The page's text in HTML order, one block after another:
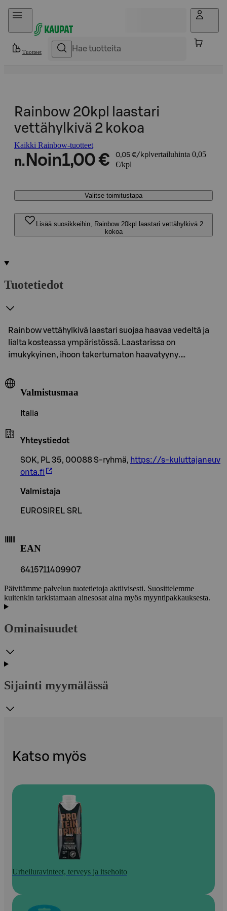
Hyppää sisältöön
Tuotteet
Rainbow 20kpl laastari
vettähylkivä 2 kokoa
Kaikki Rainbow-tuotteet
n. Noin1,00 € 0,05 €/kpl vertailuhinta 0,05
€/kpl
Valitse toimitustapa
Lisää suosikkeihin, Rainbow 20kpl laastari vettähylkivä 2
kokoa
Tuotetiedot
Rainbow vettähylkivä laastari suojaa haavaa vedeltä ja
lialta kosteassa ympäristössä. Laastarissa on
imukykyinen, ihoon takertumaton haavatyyny.…
Valmistusmaa
Italia
Yhteystiedot
SOK, PL 35, 00088 S-ryhmä, https://s-kuluttajaneuv
onta.fi
Valmistaja
EUROSIREL SRL
EAN
6415711409907
Päivitämme palvelun tuotetietoja aktiivisesti. Suosittelemme
kuitenkin tarkistamaan ainesosat aina myös myyntipakkauksesta.
Ominaisuudet
Sijainti myymälässä
Katso myös
Urheiluravinteet, terveys ja itsehoito